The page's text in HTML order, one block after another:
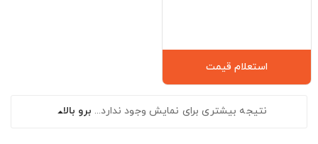
استعلام قیمت
نتیجه بیشتری برای نمایش وجود ندارد... برو بالا